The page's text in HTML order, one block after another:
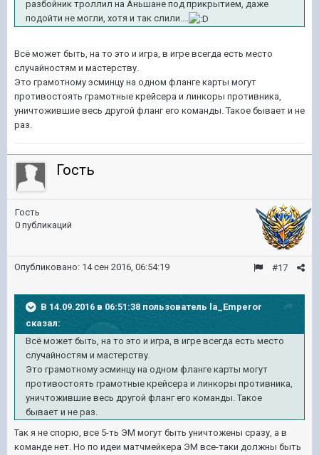
разбойник троллил на Аньшане под прикрытием, даже
подойти не могли, хотя и так слили....
Всё может быть, на то это и игра, в игре всегда есть место
случайностям и мастерству.
Это грамотному эсминцу на одном фланге карты могут
противостоять грамотные крейсера и линкоры противника,
уничтожившие весь другой фланг его команды. Такое бывает и не
раз.
Гость
Гость
0 публикаций
#17
Опубликовано: 14 сен 2016, 06:54:19
В 14.09.2016 в 06:51:38 пользователь la_Emperor
сказал:
Всё может быть, на то это и игра, в игре всегда есть место
случайностям и мастерству.
Это грамотному эсминцу на одном фланге карты могут
противостоять грамотные крейсера и линкоры противника,
уничтожившие весь другой фланг его команды. Такое
бывает и не раз.
Так я не спорю, все 5-ть ЭМ могут быть уничтожены сразу, а в
команде нет. Но по идеи матчмейкера ЭМ все-таки должны быть